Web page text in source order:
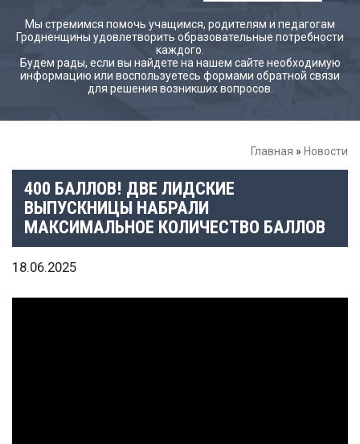
Мы стремимся помочь учащимся, родителям и педагогам
Гродненщины удовлетворить образовательные потребности
каждого.
Будем рады, если вы найдете на нашем сайте необходимую
информацию или воспользуетесь формами обратной связи
для решения возникших вопросов.
Главная » Новости
400 БАЛЛОВ! ДВЕ ЛИДСКИЕ
ВЫПУСКНИЦЫ НАБРАЛИ
МАКСИМАЛЬНОЕ КОЛИЧЕСТВО БАЛЛОВ
18.06.2025